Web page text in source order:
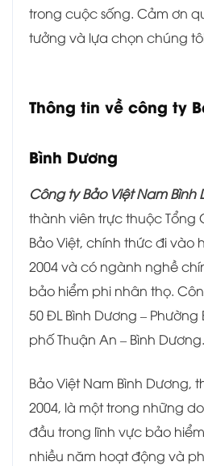
trong cuộc sống. Cảm ơn
tưởng và lựa chọn chúng
Thông tin về công ty
Bình Dương
Công ty Bảo Việt Nam Bình
thành viên trực thuộc Tổng
Bảo Việt, chính thức đi vào
2004 và có ngành nghề
bảo hiểm phi nhân thọ.
50 ĐL Bình Dương – Phường
phố Thuận An – Bình Dương.
Bảo Việt Nam Bình Dương,
2004, là một trong những
đầu trong lĩnh vực bảo
nhiều năm hoạt động và